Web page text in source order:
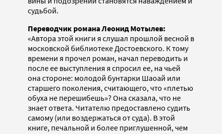
судьбой.
Переводчик романа Леонид Мотылев:
«Автора этой книги я слушал прошлой весной в
московской библиотеке Достоевского. К тому
времени я прочел роман, начал переводить и
после ее выступления я спросил ее, на чьей
она стороне: молодой бунтарки Шаоай или
старшего поколения, считающего, что «плетью
обуха не перешибешь»? Она сказала, что не
знает ответа. Читателю предоставлено судить
самому (или воздержаться от суда). В этой
книге, печальной и более приглушенной, чем